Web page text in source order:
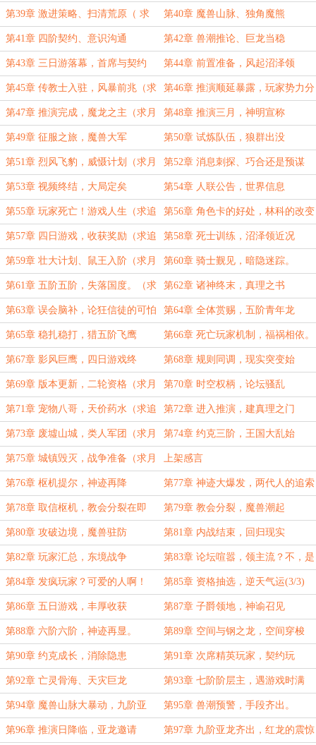
第39章 激进策略、扫清荒原（ 求
月票，追读）
第40章 魔兽山脉、独角魔熊
第41章 四阶契约、意识沟通 第42章 兽潮推论、巨龙当稳
第43章 三日游落幕，首席与契约 第44章 前置准备，风起沼泽领
第45章 传教士入驻，风暴前兆（求
月票，求追读）
第46章 推演顺延暴露，玩家势力分
布
第47章 推演完成，魔龙之主（求月
票，求追读）
第48章 推演三月，神明宣称
第49章 征服之旅，魔兽大军 第50章 试炼队伍，狼群出没
第51章 烈风飞豹，威慑计划（求月
票，求追读）
第52章 消息刺探、巧合还是预谋
第53章 视频终结，大局定矣 第54章 人联公告，世界信息
第55章 玩家死亡！游戏人生（求追
读，求月票）
第56章 角色卡的好处，林科的改变
第57章 四日游戏，收获奖励（求追
读求月票）
第58章 死士训练，沼泽领近况
第59章 壮大计划、鼠王入阶（求月
票，求追读）
第60章 骑士觐见，暗隐迷踪。
第61章 五阶五阶，失落国度。（求
月票，求追读）
第62章 诸神终末，真理之书
第63章 误会脑补，论狂信徒的可怕
之处（求月票，求追读）
第64章 全体赏赐，五阶青年龙
第65章 稳扎稳打，猎五阶飞鹰 第66章 死亡玩家机制，福祸相依。
第67章 影风巨鹰，四日游戏终 第68章 规则同调，现实突变始
第69章 版本更新，二轮资格（求月
票）
第70章 时空权柄，论坛骚乱
第71章 宠物八哥，天价药水（求追
读，求月票）
第72章 进入推演，建真理之门
第73章 废墟山城，类人军团（求月
票求追读）
第74章 约克三阶，王国大乱始
第75章 城镇毁灭，战争准备（求月
票求追读）
上架感言
第76章 枢机提尔，神迹再降
（1/4，求首订）
第77章 神迹大爆发，两代人的追索
（2/4，求订阅）
第78章 取信枢机，教会分裂在即
（3/4，求订阅）
第79章 教会分裂，魔兽潮起
（4/4，求月票求订阅）
第80章 攻破边境，魔兽驻防
（1/3，求订阅）
第81章 内战结束，回归现实
（2/3，求订阅）
第82章 玩家汇总，东境战争
（3/3，求订阅）
第83章 论坛喧嚣，领主流？不，是
神明流！（1/3）
第84章 发疯玩家？可爱的人啊！
(2/3)
第85章 资格抽选，逆天气运(3/3)
第86章 五日游戏，丰厚收获
（1/3）
第87章 子爵领地，神谕召见
（2/3）
第88章 六阶六阶，神迹再显。
（3/3）
第89章 空间与钢之龙，空间穿梭
（1/3）
第90章 约克成长，消除隐患
（2/3）
第91章 次席精英玩家，契约玩
家‘阿丞’（3/3）
第92章 亡灵骨海、天灾巨龙
（1/3）
第93章 七阶阶层主，遇游戏时满
（2/3）
第94章 魔兽山脉大暴动，九阶亚
龙！（3/3）
第95章 兽潮预警，手段齐出。
（1/3）
第96章 推演日降临，亚龙邀请 第97章 九阶亚龙齐出，红龙的震惊